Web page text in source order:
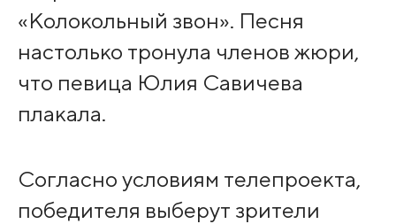
«Колокольный звон». Песня
настолько тронула членов жюри,
что певица Юлия Савичева
плакала.
Согласно условиям телепроекта,
победителя выберут зрители